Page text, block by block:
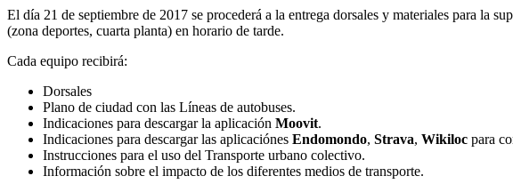
El día 21 de septiembre de 2017 se procederá a la entrega dorsales y materiales para la
(zona deportes, cuarta planta) en horario de tarde.
Cada equipo recibirá:
Dorsales
Plano de ciudad con las Líneas de autobuses.
Indicaciones para descargar la aplicación Moovit.
Indicaciones para descargar las aplicaciónes Endomondo, Strava, Wikiloc para
Instrucciones para el uso del Transporte urbano colectivo.
Información sobre el impacto de los diferentes medios de transporte.